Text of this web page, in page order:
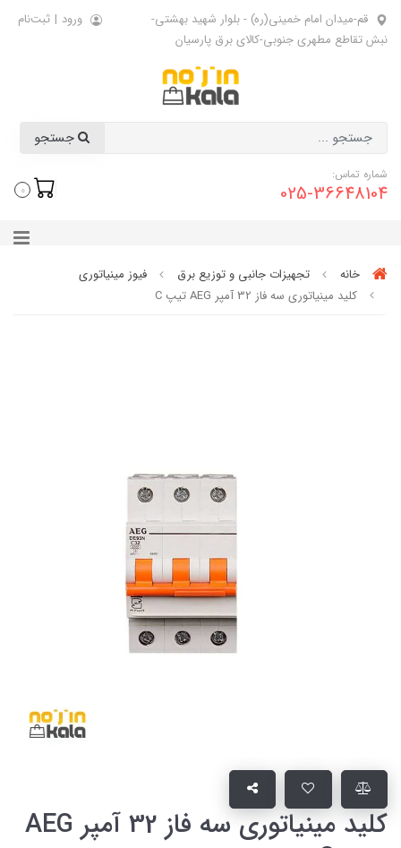
قم-میدان امام خمینی(ره) - بلوار شهید بهشتی-
نبش تقاطع مطهری جنوبی-کالای برق پارسیان
ورود | ثبت‌نام
شماره تماس:
025-36648104
0
خانه تجهیزات جانبی و توزیع برق
فیوز مینیاتوری
کلید مینیاتوری سه فاز 32 آمپر AEG تیپ C
کلید مینیاتوری سه فاز 32 آمپر AEG